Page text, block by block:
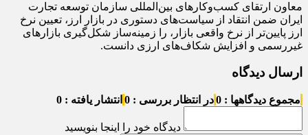
معاون ارتقای کسب‌وکارهای بین‌المللی سازمان توسعه تجارت
ایران ضمن انتقاد از سیاست‌های دستوری در بازار ارز، تعیین نرخ
ارز پایین‌تر از نرخ واقعی بازار، را زمینه‌ساز شکل‌گیری بازارهای
غیررسمی و افزایش شکاف‌های ارزی دانست.
ارسال دیدگاه
مجموع دیدگاهها : 0 در انتظار بررسی : 0 انتشار یافته : 0
دیدگاه خود را اینجا بنویسید